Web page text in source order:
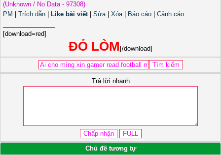
(Unknown / No Data - 97308)
PM
Trích dẫn Like bài viết| Sửa| Xóa| Báo cáo
Cảnh cáo
[download=red]
ĐỎ LÒM [/download]
Trả lời nhanh
Chủ đề tương tự